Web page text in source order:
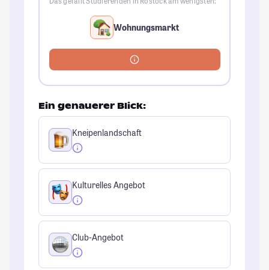
Wohnungsmarkt
Ein genauerer Blick:
Kneipenlandschaft
Kulturelles Angebot
Club-Angebot